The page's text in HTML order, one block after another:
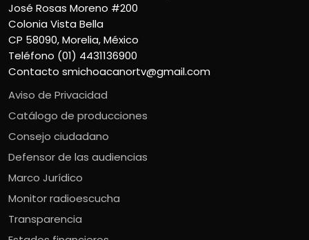
José Rosas Moreno #200
Colonia Vista Bella
CP 58090, Morelia, México
Teléfono (01) 4431136900
Contacto smichoacanortv@gmail.com
Aviso de Privacidad
Catálogo de producciones
Consejo ciudadano
Defensor de las audiencias
Marco Jurídico
Monitor radioescucha
Transparencia